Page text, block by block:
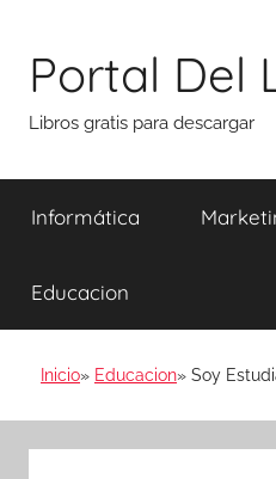
contenido
Portal Del
Libros gratis para descargar
Informática
Educacion
Inicio Educacion Soy